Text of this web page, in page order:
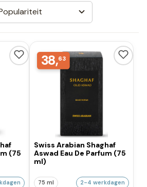
(75
38,63
Swiss Arabian Shaghaf
Aswad Eau De Parfum (75
ml)
75 ml 2-4 werkdagen